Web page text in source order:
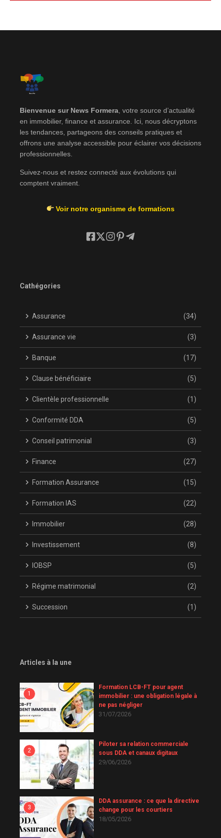
Bienvenue sur News Formera , votre source d’actualité
en immobilier, finance et assurance. Ici, nous décryptons
les tendances, partageons des conseils pratiques et
offrons une analyse accessible pour éclairer vos décisions
professionnelles.
Suivez-nous et restez connecté aux évolutions qui
comptent vraiment.
Voir notre organisme de formations
Cathégories
Assurance (34)
Assurance vie (3)
Banque (17)
Clause bénéficiaire (5)
Clientèle professionnelle (1)
Conformité DDA (5)
Conseil patrimonial (3)
Finance (27)
Formation Assurance (15)
Formation IAS (22)
Immobilier (28)
Investissement (8)
IOBSP (5)
Régime matrimonial (2)
Succession (1)
Articles à la une
1
Formation LCB-FT pour agent
immobilier : une obligation légale à
ne pas négliger
31/07/2026
2
Piloter sa relation commerciale
sous DDA et canaux digitaux
29/06/2026
3
DDA assurance : ce que la directive
change pour les courtiers
18/05/2026